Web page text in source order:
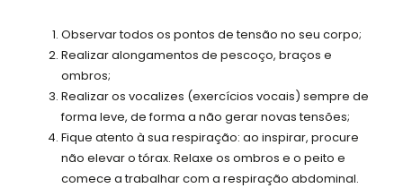
Observar todos os pontos de tensão no seu corpo;
Realizar alongamentos de pescoço, braços e
ombros;
Realizar os vocalizes (exercícios vocais) sempre de
forma leve, de forma a não gerar novas tensões;
Fique atento à sua respiração: ao inspirar, procure
não elevar o tórax. Relaxe os ombros e o peito e
comece a trabalhar com a respiração abdominal.